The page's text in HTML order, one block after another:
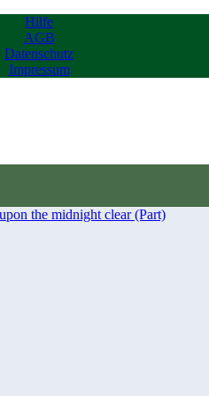
Hilfe
AGB
Datenschutz
Impressum
the midnight clear (Part)